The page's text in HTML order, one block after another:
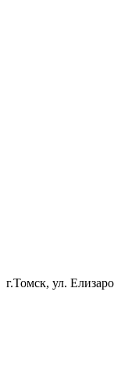
г.Томск, ул.